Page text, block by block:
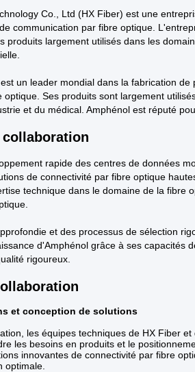
Co., Ltd (HX Fiber) est une
communication par fibre optique.
produits largement utilisés dans les
un leader mondial dans la fabrication
optique. Ses produits sont largement
et du médical. Amphénol est réputé
rapide des centres de données
de connectivité par fibre optique
technique dans le domaine de la
et des processus de sélection
d'Amphénol grâce à ses capacités
rigoureux.
et conception de solutions
les équipes techniques de HX Fiber
les besoins en produits et le
innovantes de connectivité par fibre
optimale.